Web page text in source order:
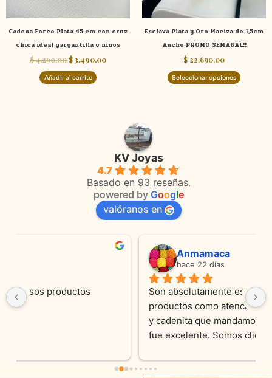
Cadena Force Plata 45 cm con cruz
chica ideal gargantilla o niños
$4.290,00 $3.490,00
Añadir al carrito
Esclava Plata y Oro Maciza de 1,5cm
Ancho PROMO SEMANAL!!
$ 22.690,00
Seleccionar opciones
pueden
elegir
en
la
de
KV Joyas
4.7
Basado en 93 reseñas.
powered by Google
valóranos en
Son absolutamente espectaculares tanto
productos como atencion. Hoy recibimos alianza
y cadenita que mandamos a reparar, el trabajo
fue excelente. Somos clientes y estamos